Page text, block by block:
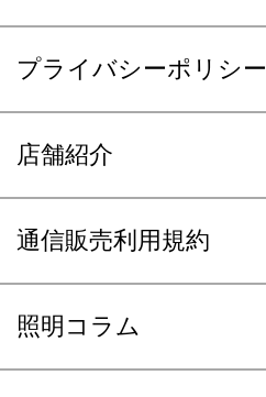
プライバシーポリシー
店舗紹介
通信販売利用規約
照明コラム